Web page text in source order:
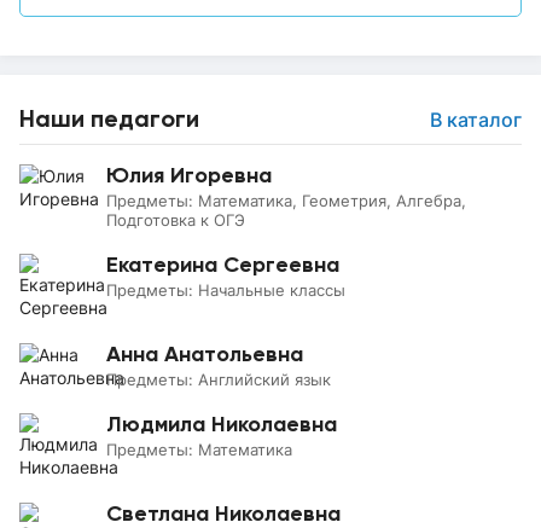
Наши педагоги В каталог
Юлия Игоревна
Предметы: Математика, Геометрия, Алгебра,
Подготовка к ОГЭ
Екатерина Сергеевна
Предметы: Начальные классы
Анна Анатольевна
Предметы: Английский язык
Людмила Николаевна
Предметы: Математика
Светлана Николаевна